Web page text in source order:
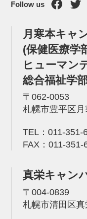
Follow us
月寒本キャ
(保健医療学
ヒューマン
総合福祉学
〒062-0053
札幌市豊平区
TEL： 011-351-
FAX：011-351-
真栄キャン
〒004-0839
札幌市清田区